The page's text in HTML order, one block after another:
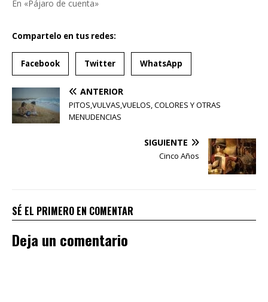
En «Pájaro de cuenta»
Compartelo en tus redes:
Facebook Twitter WhatsApp
ANTERIOR
PITOS,VULVAS,VUELOS, COLORES Y OTRAS
MENUDENCIAS
SIGUIENTE
Cinco Años
SÉ EL PRIMERO EN COMENTAR
Deja un comentario